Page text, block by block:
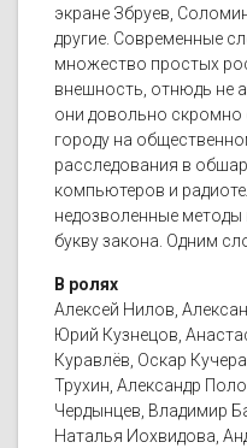
экране Збруев,
другие. Современные
множество простых
внешность, отнюдь не
они довольно скромно
городу на
расследования в
компьютеров и
недозволенные методы
букву закона. Одним
В ролях
Алексей Нилов,
Юрий Кузнецов,
Куравлёв, Оскар
Трухин, Александр
Чердынцев, Владимир
Наталья Иохвидова,